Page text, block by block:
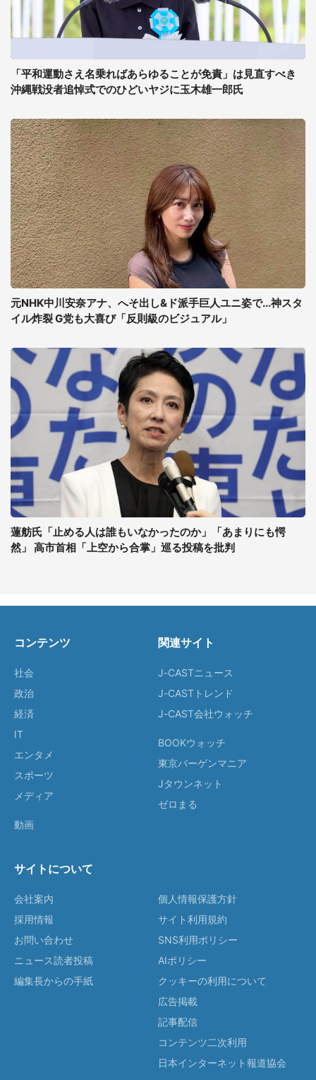
「平和運動さえ名乗ればあらゆることが免責」は見直すべき
沖縄戦没者追悼式でのひどいヤジに玉木雄一郎氏
元NHK中川安奈アナ、へそ出し&ド派手巨人ユニ姿で...神スタ
イル炸裂 G党も大喜び「反則級のビジュアル」
蓮舫氏「止める人は誰もいなかったのか」「あまりにも愕
然」 高市首相「上空から合掌」巡る投稿を批判
コンテンツ
社会
政治
経済
IT
エンタメ
スポーツ
メディア
動画
関連サイト
J-CASTニュース
J-CASTトレンド
J-CAST会社ウォッチ
BOOKウォッチ
東京バーゲンマニア
Jタウンネット
ゼロまる
サイトについて
会社案内
採用情報
お問い合わせ
ニュース読者投稿
編集長からの手紙
個人情報保護方針
サイト利用規約
SNS利用ポリシー
AIポリシー
クッキーの利用について
広告掲載
記事配信
コンテンツ二次利用
日本インターネット報道協会